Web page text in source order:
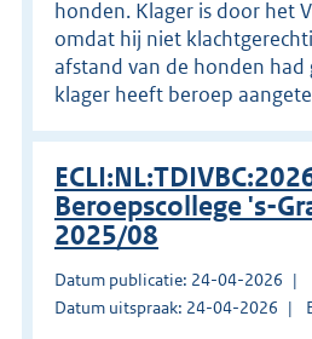
honden. Klager is door het
omdat hij niet
afstand van de honden had
klager heeft beroep
Beroepscollege 's-
2025/08
Datum publicatie: 24-04-2026
Datum uitspraak: 24-04-2026